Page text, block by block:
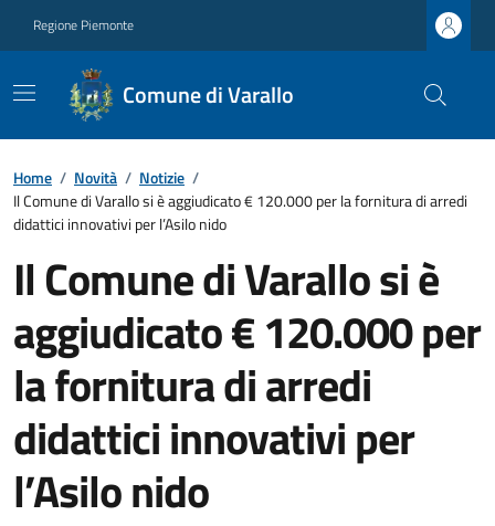
Regione Piemonte
Comune di Varallo
Home / Novità / Notizie /
Il Comune di Varallo si è aggiudicato € 120.000 per la fornitura di arredi
didattici innovativi per l’Asilo nido
Il Comune di Varallo si è
aggiudicato € 120.000 per
la fornitura di arredi
didattici innovativi per
l’Asilo nido